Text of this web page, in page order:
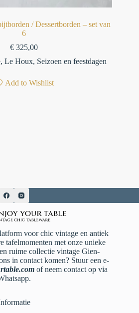
/ Dessertborden – set van
6
€ 325,00
, Le Houx, Seizoen en feestdagen
Add to Wishlist
voor chic vintage en antiek
tafelmomenten met onze unieke
ruime collectie vintage Gien-
in contact komen? Stuur een e-
of neem contact op via